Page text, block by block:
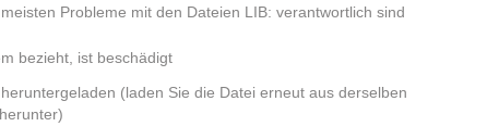
Probleme mit den Dateien LIB: verantwortlich sind
bezieht, ist beschädigt
(laden Sie die Datei erneut aus derselben